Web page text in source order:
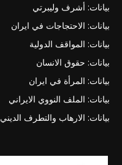
بيانات: أشرف وليبرتي
بيانات: الاحتجاجات في ايران
بيانات: المواقف الدولية
بيانات: حقوق الانسان
بيانات: المرأة في ايران
بيانات: الملف النووي الايراني
بيانات: الارهاب والتطرف الديني